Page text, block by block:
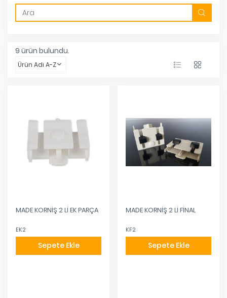
9 ürün bulundu.
Ürün Adı A-Z
MADE KORNİŞ 2 Lİ EK PARÇA
EK2
Sepete Ekle
MADE KORNİŞ 2 Lİ FİNAL
KF2
Sepete Ekle